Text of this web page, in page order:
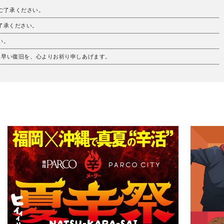
承ください。
ください。
い復旧を、心よりお祈り申しあげます。